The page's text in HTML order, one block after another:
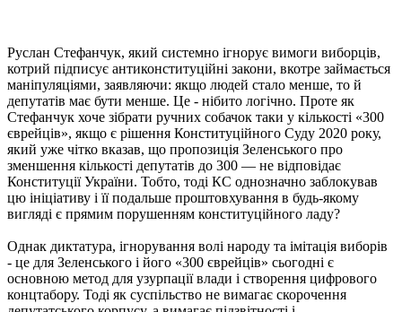
Руслан Стефанчук, який системно ігнорує вимоги виборців,
котрий підписує антиконституційні закони, вкотре займається
маніпуляціями, заявляючи: якщо людей стало менше, то й
депутатів має бути менше. Це - нібито логічно. Проте як
Стефанчук хоче зібрати ручних собачок таки у кількості «300
єврейців», якщо є рішення Конституційного Суду 2020 року,
який уже чітко вказав, що пропозиція Зеленського про
зменшення кількості депутатів до 300 — не відповідає
Конституції України. Тобто, тоді КС однозначно заблокував
цю ініціативу і її подальше проштовхування в будь-якому
вигляді є прямим порушенням конституційного ладу?
Однак диктатура, ігнорування волі народу та імітація виборів
- це для Зеленського і його «300 єврейців» сьогодні є
основною метод для узурпації влади і створення цифрового
концтабору. Тоді як суспільство не вимагає скорочення